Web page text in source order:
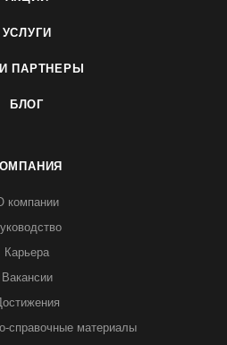
УСЛУГИ
ПАРТНЕРЫ
БЛОГ
компании
Карьера
Вакансии
справочные материалы